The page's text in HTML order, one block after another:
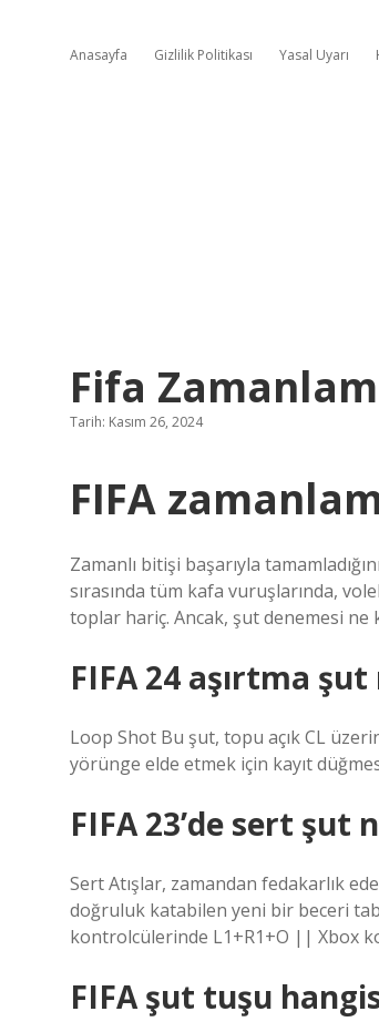
Anasayfa Gizlilik Politikası Yasal Uyarı
Fifa
Tarih: Kasım 26, 2024
FIFA
Zamanlı bitişi başarıyla
sırasında tüm kafa vuruşlarında,
toplar hariç. Ancak, şut denemesi ne
FIFA 24 aşırtma şut
Loop Shot Bu şut, topu açık CL
yörünge elde etmek için kayıt
FIFA 23’de sert şut
Sert Atışlar, zamandan fedakarlık
doğruluk katabilen yeni bir beceri
kontrolcülerinde L1+R1+O || Xbox
FIFA şut tuşu